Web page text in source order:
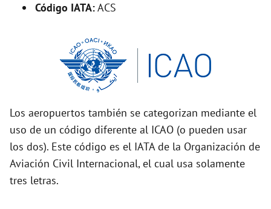
Código IATA:ACS
Los aeropuertos también se categorizan mediante el
uso de un código diferente al ICAO (o pueden usar
los dos). Este código es el IATA de la Organización de
Aviación Civil Internacional, el cual usa solamente
tres letras.